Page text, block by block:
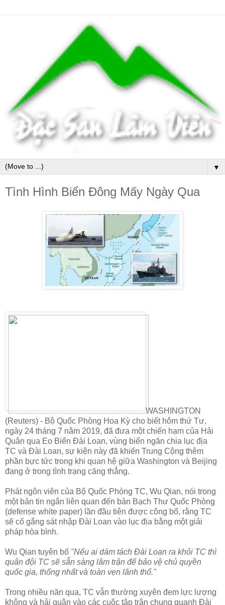
▼
Tình Hình Biển Đông Mấy Ngày Qua
WASHINGTON
(Reuters) - Bộ Quốc Phòng Hoa Kỳ cho biết hôm thứ Tư,
ngày 24 tháng 7 nằm 2019, đã đưa một chiến hạm của Hải
Quân qua Eo Biển Đài Loan, vùng biển ngăn chia lục địa
TC và Đài Loan, sự kiện này đã khiến Trung Cộng thêm
phần bực tức trong khi quan hệ giữa Washington và Beijing
đang ở trong tình trạng căng thẳng.
Phát ngôn viên của Bộ Quốc Phòng TC, Wu Qian, nói trong
một bản tin ngắn liên quan đến bản Bạch Thư Quốc Phòng
(defense white paper) lần đầu tiên được công bố, rằng TC
sẽ cố gắng sát nhập Đài Loan vào lục địa bằng một giải
pháp hòa bình.
Wu Qian tuyên bố "Nếu ai dám tách Đài Loan ra khỏi TC thì
quân đội TC sẽ sẵn sàng lâm trận để bảo vệ chủ quyền
quốc gia, thống nhất và toàn vẹn lãnh thổ."
Trong nhiều năn qua, TC vẫn thường xuyên đem lực lượng
không và hải quân vào các cuộc tập trận chung quanh Đài